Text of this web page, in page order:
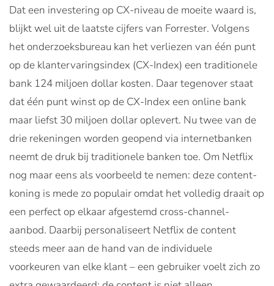
Dat een investering op CX-niveau de moeite waard is,
blijkt wel uit de laatste cijfers van Forrester. Volgens
het onderzoeksbureau kan het verliezen van één punt
op de klantervaringsindex (CX-Index) een traditionele
bank 124 miljoen dollar kosten. Daar tegenover staat
dat één punt winst op de CX-Index een online bank
maar liefst 30 miljoen dollar oplevert. Nu twee van de
drie rekeningen worden geopend via internetbanken
neemt de druk bij traditionele banken toe. Om Netflix
nog maar eens als voorbeeld te nemen: deze content-
koning is mede zo populair omdat het volledig draait op
een perfect op elkaar afgestemd cross-channel-
aanbod. Daarbij personaliseert Netflix de content
steeds meer aan de hand van de individuele
voorkeuren van elke klant – een gebruiker voelt zich zo